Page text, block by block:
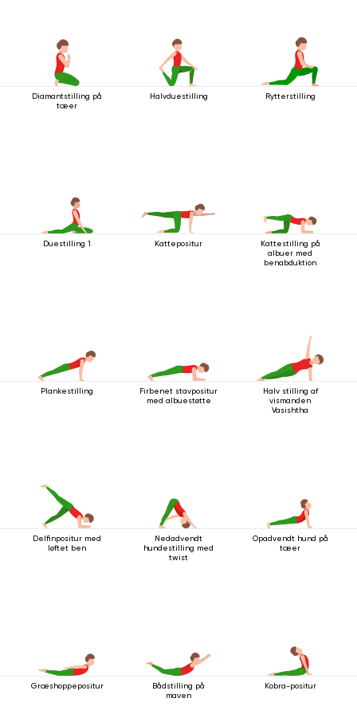
Diamantstilling på
tæer
Halvduestilling Rytterstilling
Duestilling 1 Kattepositur
Kattestilling på
albuer med
benabduktion
Plankestilling
Firbenet stavpositur
med albuestøtte
Halv stilling af
vismanden
Vasishtha
Delfinpositur med
løftet ben
Nedadvendt
hundestilling med
twist
Opadvendt hund på
tæer
Græshoppepositur
Bådstilling på
maven
Kobra-positur